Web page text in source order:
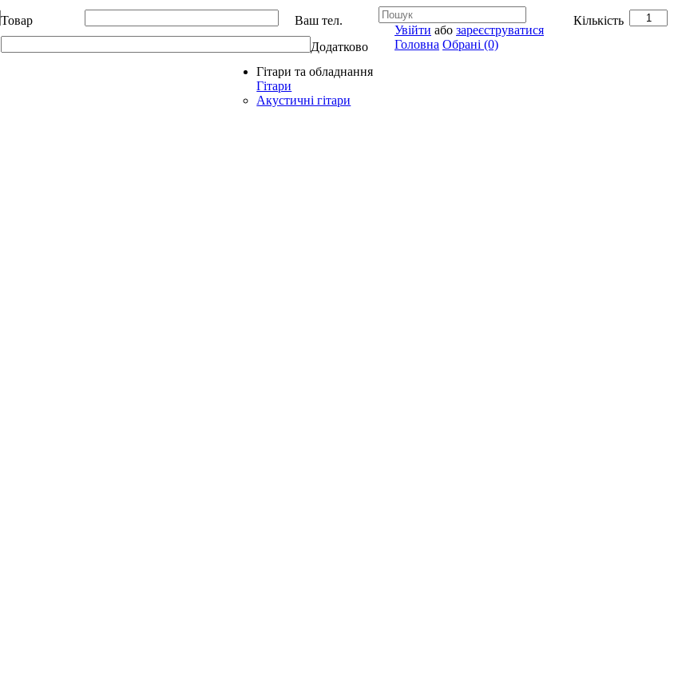
Товар Кількість
Ваш тел.
Додатково
Allegro - Music: Музичні інструменти в Україні
Увійти або зареєструватися
Головна Обрані (0)
Гітари та обладнання
Гітари
Акустичні гітари